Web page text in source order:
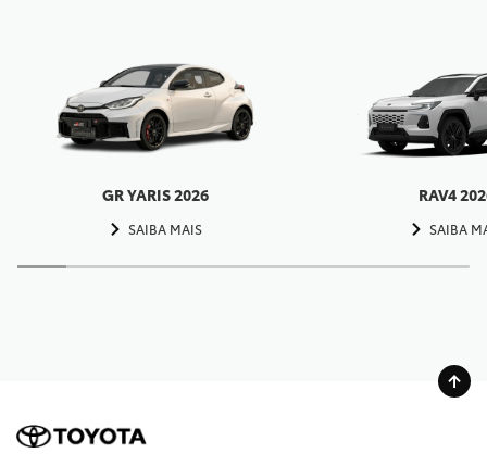
GR YARIS 2026
SAIBA MAIS
RAV4
SAIBA